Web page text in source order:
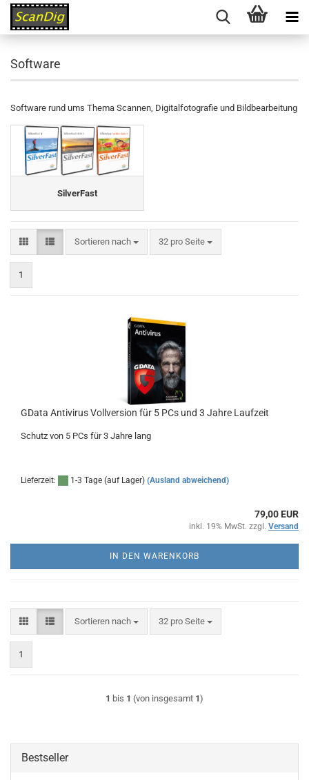
Software
Software rund ums Thema Scannen, Digitalfotografie und Bildbearbeitung
SilverFast
Sortieren nach
Sortieren nach 32 pro Seite
pro Seite
1
GData Antivirus Vollversion für 5 PCs und 3 Jahre Laufzeit
Schutz von 5 PCs für 3 Jahre lang
Lieferzeit: 1-3 Tage (auf Lager) (Ausland abweichend)
79,00 EUR
inkl. 19% MwSt. zzgl. Versand
IN DEN WARENKORB
Sortieren nach
Sortieren nach 32 pro Seite
pro Seite
1
1 bis 1 (von insgesamt 1)
Bestseller